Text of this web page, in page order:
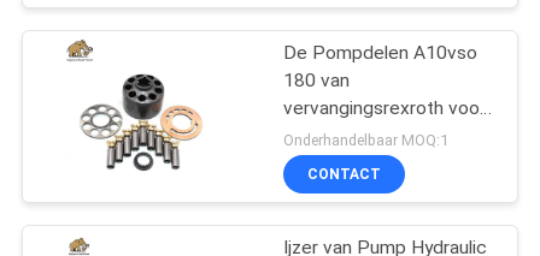
SITEMAP
PRIVACY
POLICY
De Pompdelen A10vso
180 van
vervangingsrexroth voor
Hydraulische Pomp
Onderhandelbaar MOQ:1
CONTACT
Ijzer van Pump Hydraulic